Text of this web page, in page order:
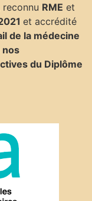
reconnu RME et
et accrédité
de la médecine
nos
du Diplôme